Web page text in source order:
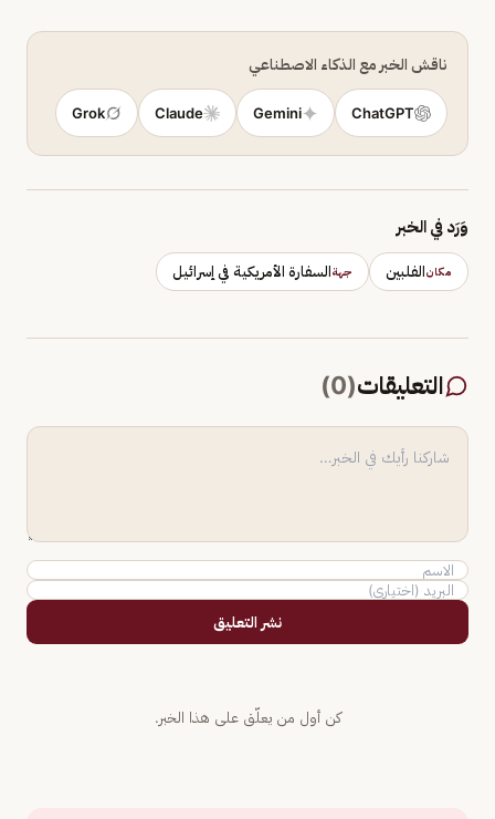
ناقش الخبر مع الذكاء الاصطناعي
ChatGPT
Gemini
Claude
Grok
وَرَد في الخبر
مكانالفلبين جهةالسفارة الأمريكية في إسرائيل
التعليقات(
0
)
نشر التعليق
كن أول من يعلّق على هذا الخبر.